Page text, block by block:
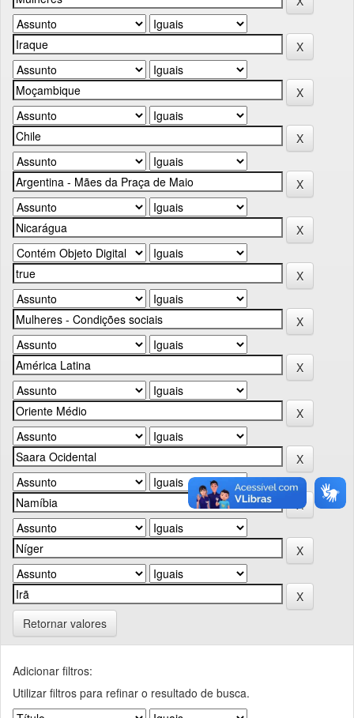
Retornar valores
Adicionar filtros:
Utilizar filtros para refinar o resultado de busca.